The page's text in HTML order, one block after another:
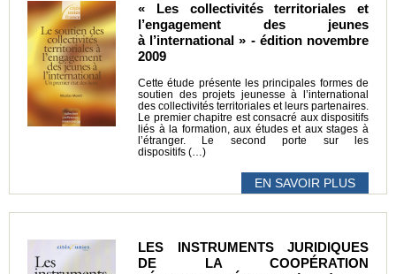
« Les collectivités territoriales et
l’engagement des jeunes
à l’international » - édition novembre
2009
Cette étude présente les principales formes de
soutien des projets jeunesse à l’international
des collectivités territoriales et leurs partenaires.
Le premier chapitre est consacré aux dispositifs
liés à la formation, aux études et aux stages à
l’étranger. Le second porte sur les
dispositifs (…)
EN SAVOIR PLUS
LES INSTRUMENTS JURIDIQUES
DE LA COOPÉRATION